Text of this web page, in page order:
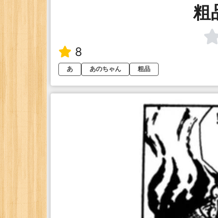
粗
8
あ あのちゃん 粗品